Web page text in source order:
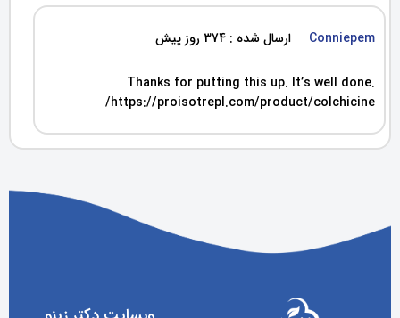
Conniepem ارسال شده : 374 روز پیش
Thanks for putting this up. It’s well done.
https://proisotrepl.com/product/colchicine/